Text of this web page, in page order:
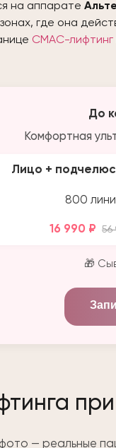
на аппарате
где она
СМАС-лифтинг
До
Комфортная
Лицо +
800
16 990 ₽ 56
🎁
— реальные